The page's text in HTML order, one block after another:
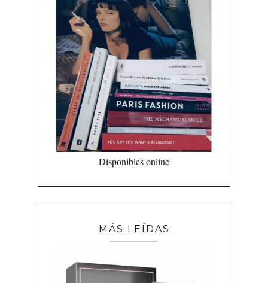
Disponibles online
MÁS LEÍDAS